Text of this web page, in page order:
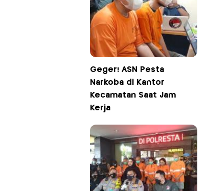
Geger! ASN Pesta
Narkoba di Kantor
Kecamatan Saat Jam
Kerja